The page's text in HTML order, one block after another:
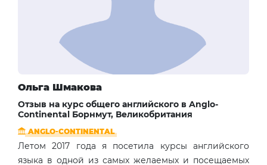
Ольга Шмакова
Отзыв на курс общего английского в Anglo-
Continental Борнмут, Великобритания
ANGLO-CONTINENTAL
Летом 2017 года я посетила курсы английского
языка в одной из самых желаемых и посещаемых